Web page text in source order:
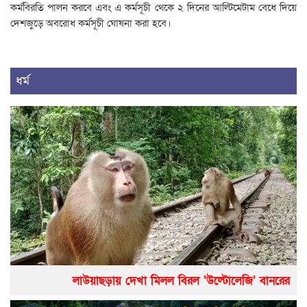
কর্মবিরতি পালন করবে এবং এ কর্মসূচী থেকে ২ দিনের আল্টিমেটাম বেধে দিয়ে
দেশজুড়ে অবরোধ কর্মসূচী ঘোষনা করা হবে।
ধর্ম
লাউয়াছড়ায় দেখা মিলল বিরল ‘উল্টোলেজি’ বানরের